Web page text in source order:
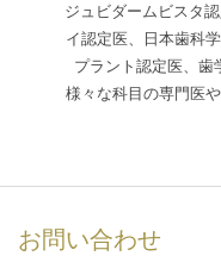
ジュビダームビスタ
イ認定医、日本歯科
プラント認定医、歯
様々な科目の専門医
お問い合わせ